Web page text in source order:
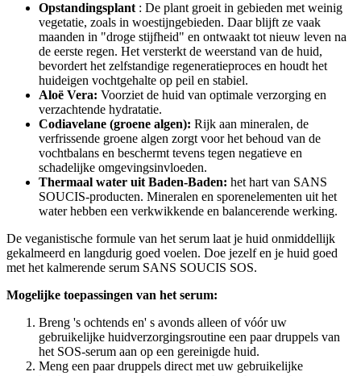
Opstandingsplant : De plant groeit in gebieden met weinig
vegetatie, zoals in woestijngebieden. Daar blijft ze vaak
maanden in "droge stijfheid" en ontwaakt tot nieuw leven na
de eerste regen. Het versterkt de weerstand van de huid,
bevordert het zelfstandige regeneratieproces en houdt het
huideigen vochtgehalte op peil en stabiel.
Aloë Vera: Voorziet de huid van optimale verzorging en
verzachtende hydratatie.
Codiavelane (groene algen): Rijk aan mineralen, de
verfrissende groene algen zorgt voor het behoud van de
vochtbalans en beschermt tevens tegen negatieve en
schadelijke omgevingsinvloeden.
Thermaal water uit Baden-Baden: het hart van SANS
SOUCIS-producten. Mineralen en sporenelementen uit het
water hebben een verkwikkende en balancerende werking.
De veganistische formule van het serum laat je huid onmiddellijk
gekalmeerd en langdurig goed voelen. Doe jezelf en je huid goed
met het kalmerende serum SANS SOUCIS SOS.
Mogelijke toepassingen van het serum:
Breng 's ochtends en' s avonds alleen of vóór uw
gebruikelijke huidverzorgingsroutine een paar druppels van
het SOS-serum aan op een gereinigde huid.
Meng een paar druppels direct met uw gebruikelijke